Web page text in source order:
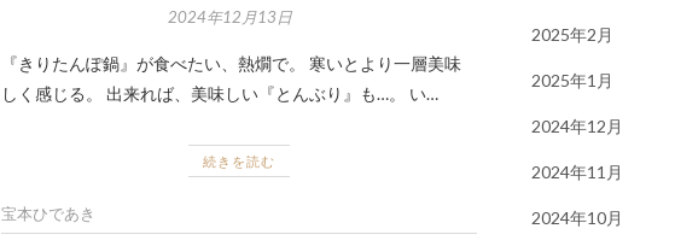
2024年12月13日
『きりたんぽ鍋』が食べたい、熱燗で。 寒いとより一層美味
しく感じる。 出来れば、美味しい『とんぶり』も…。 い…
続きを読む
宝本ひであき
2025年2月
2025年1月
2024年12月
2024年11月
2024年10月